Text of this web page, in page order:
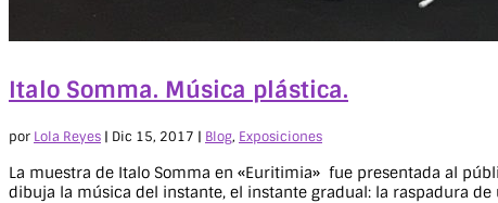
Italo Somma. Música plástica.
por Lola Reyes | Dic 15, 2017 | Blog, Exposiciones
La muestra de Italo Somma en «Euritimia» fue presentada al
dibuja la música del instante, el instante gradual: la raspadura de